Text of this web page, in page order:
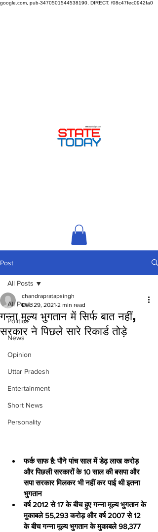
google.com, pub-3470501544538190, DIRECT, f08c47fec0942fa0
Post
All Posts
Politics
News
Opinion
Uttar Pradesh
Entertainment
Short News
Personality
All Posts
गन्ना मूल्य भुगतान में सिर्फ बात नहीं,
सरकार ने पिछले सारे रिकार्ड तोड़े
chandrapratapsingh
Dec 29, 2021 2 min read
फर्क साफ है: पौने पांच साल में डेढ़ लाख करोड़
और पिछली सरकारों के 10 साल की बसपा और
सपा सरकार मिलकर भी नहीं कर पाई थी इतना
भुगतान
वर्ष 2012 से 17 के बीच हुए गन्ना मूल्य भुगतान के
मुकाबले 55,293 करोड़ और वर्ष 2007 से 12
के बीच गन्ना मूल्य भुगतान के मुकाबले 98,377